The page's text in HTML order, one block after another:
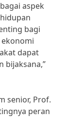
aspek
bagi
dapat
bijaksana,”
senior, Prof.
peran